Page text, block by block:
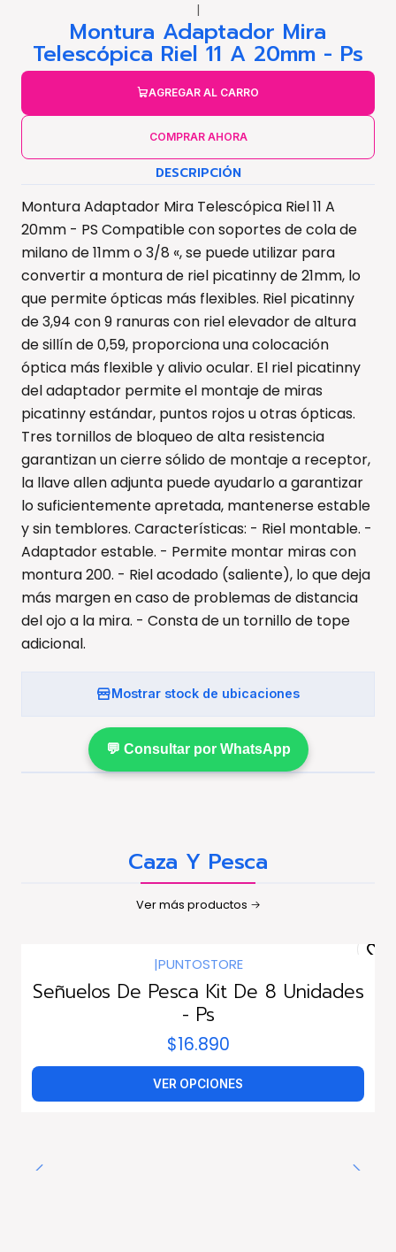
|
Montura Adaptador Mira
Telescópica Riel 11 A 20mm - Ps
AGREGAR AL CARRO
COMPRAR AHORA
DESCRIPCIÓN
Montura Adaptador Mira Telescópica Riel 11 A
20mm - PS Compatible con soportes de cola de
milano de 11mm o 3/8 «, se puede utilizar para
convertir a montura de riel picatinny de 21mm, lo
que permite ópticas más flexibles. Riel picatinny
de 3,94 con 9 ranuras con riel elevador de altura
de sillín de 0,59, proporciona una colocación
óptica más flexible y alivio ocular. El riel picatinny
del adaptador permite el montaje de miras
picatinny estándar, puntos rojos u otras ópticas.
Tres tornillos de bloqueo de alta resistencia
garantizan un cierre sólido de montaje a receptor,
la llave allen adjunta puede ayudarlo a garantizar
lo suficientemente apretada, mantenerse estable
y sin temblores. Características: - Riel montable. -
Adaptador estable. - Permite montar miras con
montura 200. - Riel acodado (saliente), lo que deja
más margen en caso de problemas de distancia
del ojo a la mira. - Consta de un tornillo de tope
adicional.
Mostrar stock de ubicaciones
💬 Consultar por WhatsApp
Caza Y Pesca
Ver más productos
|PUNTOSTORE
Señuelos De Pesca Kit De 8 Unidades
- Ps
$16.890
VER OPCIONES